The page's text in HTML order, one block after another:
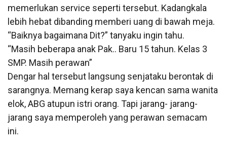
memerlukan service seperti tersebut. Kadangkala
lebih hebat dibanding memberi uang di bawah meja.
“Baiknya bagaimana Dit?” tanyaku ingin tahu.
“Masih beberapa anak Pak.. Baru 15 tahun. Kelas 3
SMP. Masih perawan”
Dengar hal tersebut langsung senjataku berontak di
sarangnya. Memang kerap saya kencan sama wanita
elok, ABG atupun istri orang. Tapi jarang- jarang-
jarang saya memperoleh yang perawan semacam
ini.